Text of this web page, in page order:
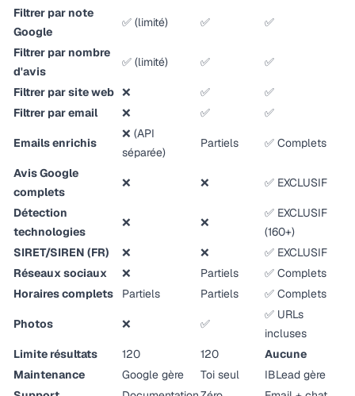
Filtrer par note
Google
✅ (limité) ✅ ✅
Filtrer par nombre
d'avis
✅ (limité) ✅ ✅
Filtrer par site web ❌ ✅
✅
Filtrer par email
❌ ✅ ✅
Emails enrichis
❌ (API
séparée)
Partiels ✅ Complets
Avis Google
complets
❌ ❌ ✅ EXCLUSIF
Détection
technologies
❌ ❌
✅ EXCLUSIF
(160+)
SIRET/SIREN (FR)
❌ ❌
✅ EXCLUSIF
Réseaux sociaux
❌ Partiels
✅ Complets
Horaires complets
Partiels Partiels ✅ Complets
Photos ❌ ✅
✅ URLs
incluses
Limite résultats
120 120
Aucune
Maintenance
Google gère Toi seul
IBLead gère